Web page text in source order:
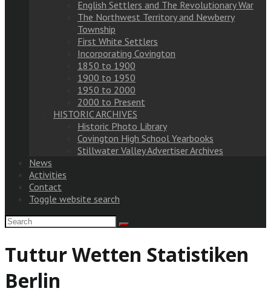
English Settlers and The Revolutionary War
The Northwest Territory and Newberry
Township
First White Settlers
Incorporating Covington
1850 to 1900
1900 to 1950
1950 to 2000
2000 to Present
HISTORIC ARCHIVES
Historic Photo Library
Covington High School Yearbooks
Stillwater Valley Advertiser Archives
News
Activities
Contact
Toggle website search
Tuttur Wetten Statistiken
Berlin